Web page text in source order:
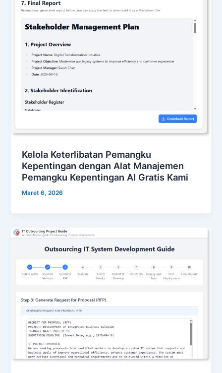
Kelola Keterlibatan Pemangku
Kepentingan dengan Alat Manajemen
Pemangku Kepentingan AI Gratis Kami
Maret 6, 2026